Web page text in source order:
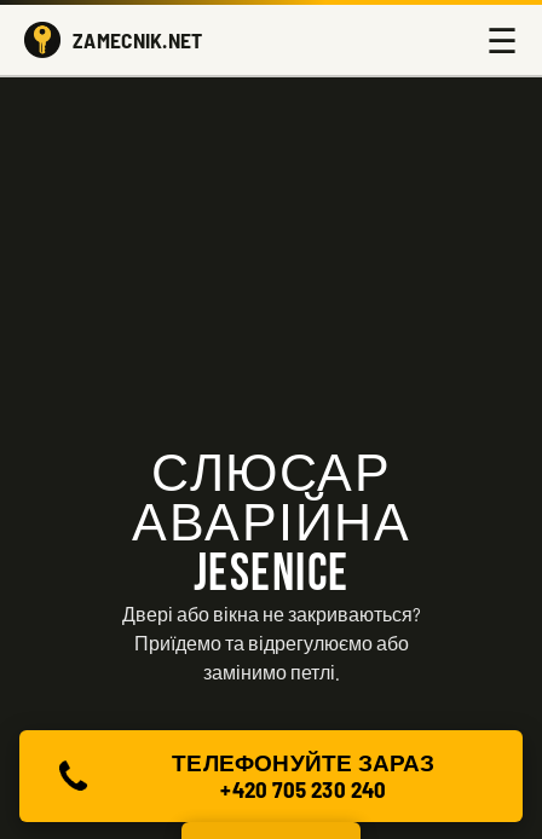
ZAMECNIK.NET ☰
СЛЮСАР
АВАРІЙНА
JESENICE
Двері або вікна не закриваються?
Приїдемо та відрегулюємо або
замінимо петлі.
ТЕЛЕФОНУЙТЕ ЗАРАЗ
+420 705 230 240